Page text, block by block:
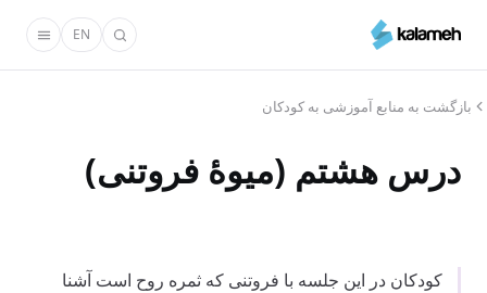
محتوای
EN
بازگشت به منابع آموزشی به کودکان
درس هشتم (میوۀ فروتنی)
کودکان در این جلسه با فروتنی که ثمره روح است آشنا